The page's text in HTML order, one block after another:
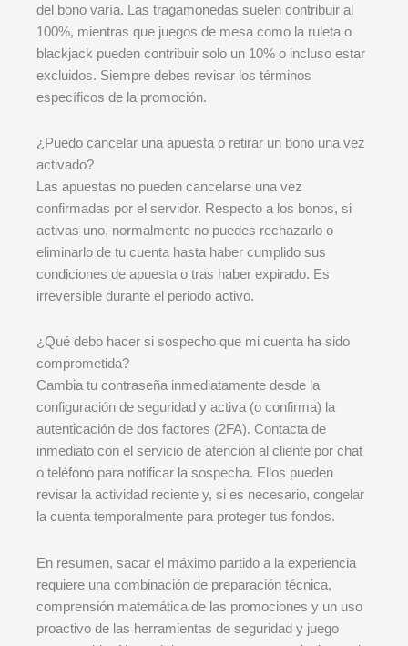
del bono varía. Las tragamonedas suelen contribuir al
100%, mientras que juegos de mesa como la ruleta o
blackjack pueden contribuir solo un 10% o incluso estar
excluidos. Siempre debes revisar los términos
específicos de la promoción.
¿Puedo cancelar una apuesta o retirar un bono una vez
activado?
Las apuestas no pueden cancelarse una vez
confirmadas por el servidor. Respecto a los bonos, si
activas uno, normalmente no puedes rechazarlo o
eliminarlo de tu cuenta hasta haber cumplido sus
condiciones de apuesta o tras haber expirado. Es
irreversible durante el periodo activo.
¿Qué debo hacer si sospecho que mi cuenta ha sido
comprometida?
Cambia tu contraseña inmediatamente desde la
configuración de seguridad y activa (o confirma) la
autenticación de dos factores (2FA). Contacta de
inmediato con el servicio de atención al cliente por chat
o teléfono para notificar la sospecha. Ellos pueden
revisar la actividad reciente y, si es necesario, congelar
la cuenta temporalmente para proteger tus fondos.
En resumen, sacar el máximo partido a la experiencia
requiere una combinación de preparación técnica,
comprensión matemática de las promociones y un uso
proactivo de las herramientas de seguridad y juego